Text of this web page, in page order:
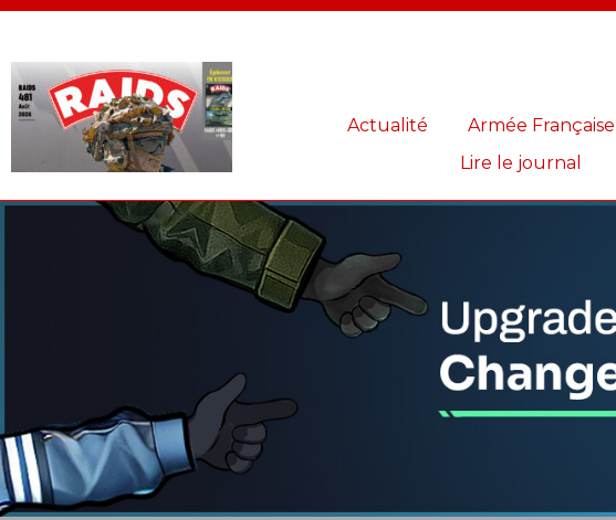
Actualité Armée Française
Lire le journal
Panneau de gestion des cookies